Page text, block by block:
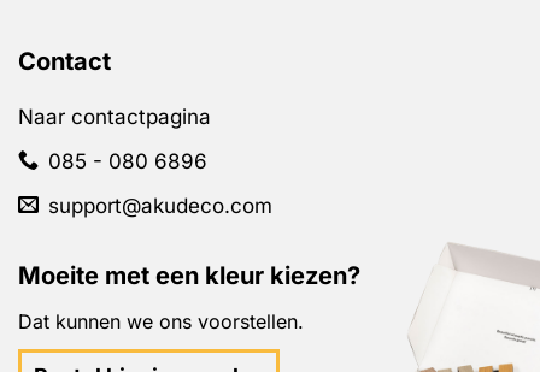
Contact
Naar contactpagina
085 - 080 6896
support@akudeco.com
Moeite met een kleur kiezen?
Dat kunnen we ons voorstellen.